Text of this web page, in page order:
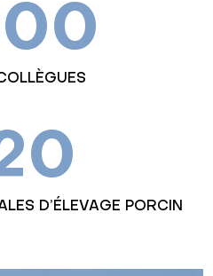
D’ÉLEVAGE PORCIN